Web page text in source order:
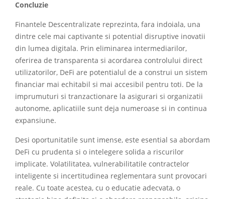
Concluzie
Finantele Descentralizate reprezinta, fara indoiala, una
dintre cele mai captivante si potential disruptive inovatii
din lumea digitala. Prin eliminarea intermediarilor,
oferirea de transparenta si acordarea controlului direct
utilizatorilor, DeFi are potentialul de a construi un sistem
financiar mai echitabil si mai accesibil pentru toti. De la
imprumuturi si tranzactionare la asigurari si organizatii
autonome, aplicatiile sunt deja numeroase si in continua
expansiune.
Desi oportunitatile sunt imense, este esential sa abordam
DeFi cu prudenta si o intelegere solida a riscurilor
implicate. Volatilitatea, vulnerabilitatile contractelor
inteligente si incertitudinea reglementara sunt provocari
reale. Cu toate acestea, cu o educatie adecvata, o